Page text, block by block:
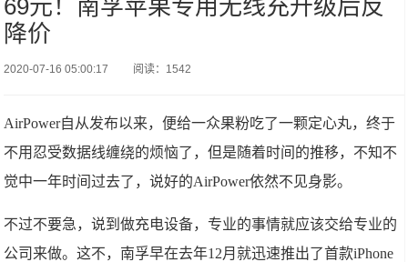
69元！南孚苹果专用无线充升级后反
降价
2020-07-16 05:00:17 阅读：1542
AirPower自从发布以来，便给一众果粉吃了一颗定心丸，终于
不用忍受数据线缠绕的烦恼了，但是随着时间的推移，不知不
觉中一年时间过去了，说好的AirPower依然不见身影。
不过不要急，说到做充电设备，专业的事情就应该交给专业的
公司来做。这不，南孚早在去年12月就迅速推出了首款iPhone